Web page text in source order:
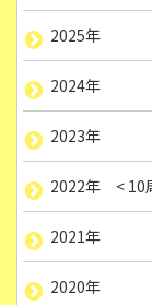
2025年
2024年
2023年
2022年 < 10
2021年
2020年